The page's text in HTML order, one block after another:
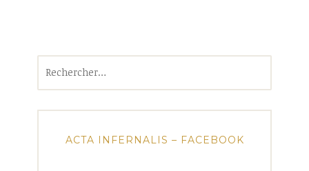
ACTA INFERNALIS – FACEBOOK